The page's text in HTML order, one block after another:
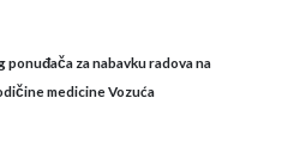
za nabavku radova na
medicine Vozuća